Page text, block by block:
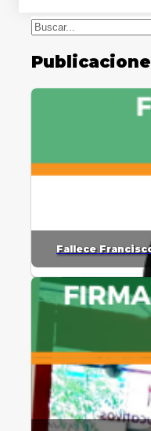
Buscar
Fallece